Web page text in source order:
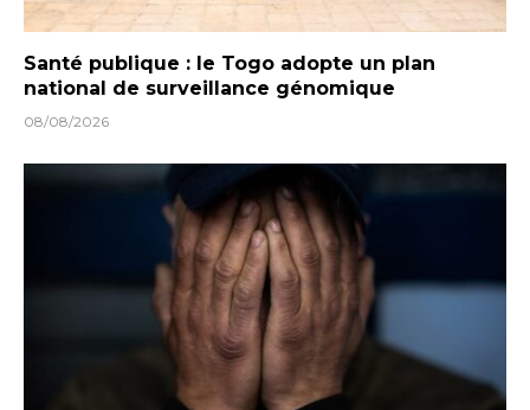
Santé publique : le Togo adopte un plan
national de surveillance génomique
08/08/2026